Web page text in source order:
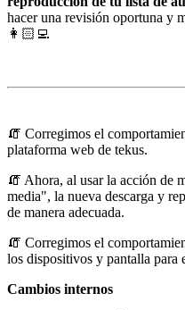
hacer una revisión oportuna y
👩🏻‍💻
🧯 Corregimos el
plataforma web de tekus.
🧯 Ahora, al usar la acción de
media", la nueva descarga y
de manera adecuada.
🧯 Corregimos el
los dispositivos y pantalla para
Cambios internos